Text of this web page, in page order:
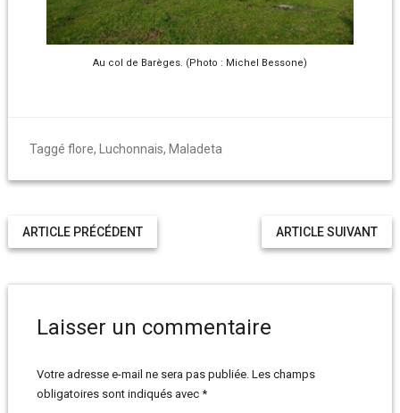
Au col de Barèges. (Photo : Michel Bessone)
Taggé flore, Luchonnais, Maladeta
ARTICLE SUIVANT
ARTICLE PRÉCÉDENT
Laisser un commentaire
Votre adresse e-mail ne sera pas publiée. Les champs
obligatoires sont indiqués avec *